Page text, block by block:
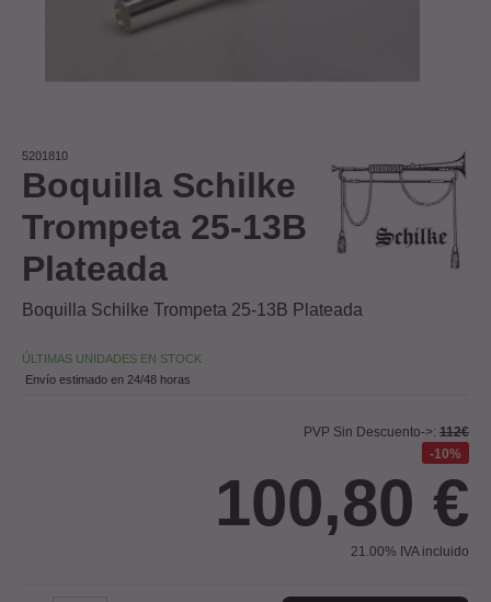
5201810
Boquilla Schilke
Trompeta 25-13B
Plateada
Boquilla Schilke Trompeta 25-13B Plateada
ÚLTIMAS UNIDADES EN STOCK
Envío estimado en 24/48 horas
PVP Sin Descuento->: 112€
10%
100,80 €
21.00% IVA incluido